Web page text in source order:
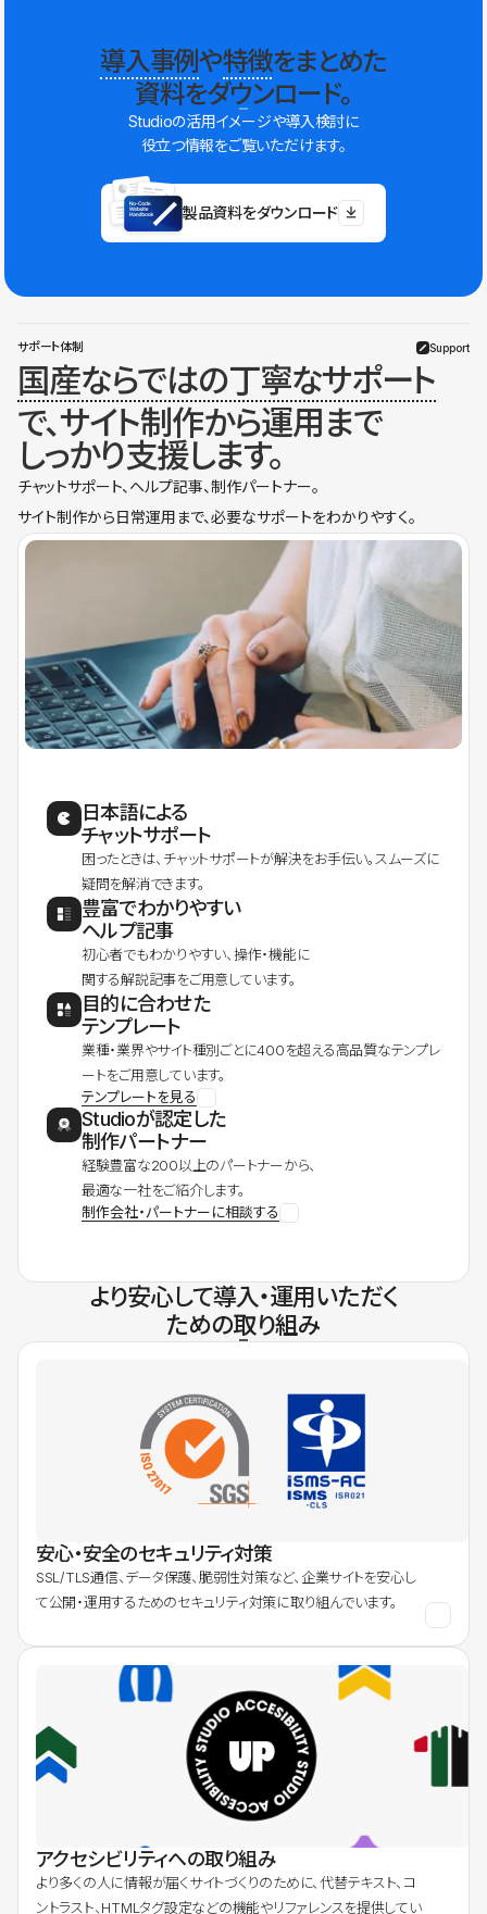
導入事例や特徴をまとめた
資料をダウンロード。
Studioの活用イメージや導入検討に
役立つ情報をご覧いただけます。
製品資料をダウンロード
サポート体制 Support
国産ならではの丁寧なサポート
で、サイト制作から運用まで
しっかり支援します。
チャットサポート、ヘルプ記事、制作パートナー。
サイト制作から日常運用まで、必要なサポートをわかりやすく。
日本語による
チャットサポート
困ったときは、チャットサポートが解決をお手伝い。スムーズに
疑問を解消できます。
豊富でわかりやすい
ヘルプ記事
初心者でもわかりやすい、操作・機能に
関する解説記事をご用意しています。
目的に合わせた
テンプレート
業種・業界やサイト種別ごとに400を超える高品質なテンプレ
ートをご用意しています。
テンプレートを見る
Studioが認定した
制作パートナー
経験豊富な200以上のパートナーから、
最適な一社をご紹介します。
制作会社・パートナーに相談する
より安心して導入・運用いただく
ための取り組み
安心・安全のセキュリティ対策
SSL/TLS通信、データ保護、脆弱性対策など、企業サイトを安心し
て公開・運用するためのセキュリティ対策に取り組んでいます。
アクセシビリティへの取り組み
より多くの人に情報が届くサイトづくりのために、代替テキスト、コ
ントラスト、HTMLタグ設定などの機能やリファレンスを提供してい